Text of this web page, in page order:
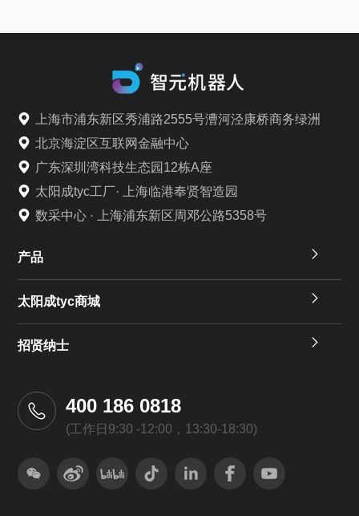
上海市浦东新区秀浦路2555号漕河泾康桥商务绿洲
北京海淀区互联网金融中心
广东深圳湾科技生态园12栋A座
太阳成tyc工厂· 上海临港奉贤智造园
数采中心 · 上海浦东新区周邓公路5358号
产品
太阳成tyc商城
招贤纳士
400 186 0818
(工作日9:30 -12:00，13:30-18:30)